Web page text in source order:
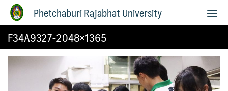
Phetchaburi Rajabhat University
F34A9327-2048×1365